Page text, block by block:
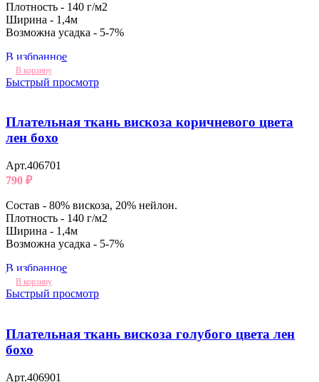
Плотность - 140 г/м2
Ширина - 1,4м
Возможна усадка - 5-7%
В избранное
В корзину
Быстрый просмотр
Плательная ткань вискоза коричневого цвета
лен бохо
Арт.406701
790 ₽
Состав - 80% вискоза, 20% нейлон.
Плотность - 140 г/м2
Ширина - 1,4м
Возможна усадка - 5-7%
В избранное
В корзину
Быстрый просмотр
Плательная ткань вискоза голубого цвета лен
бохо
Арт.406901